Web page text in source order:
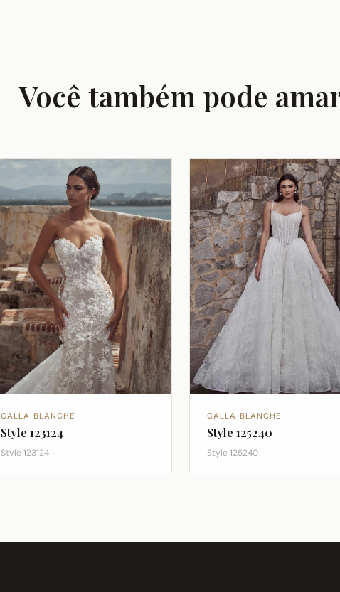
Você também pode
CALLA BLANCHE
Style 123124
Style 123124
CALLA BLANCHE
Style 125240
Style 125240